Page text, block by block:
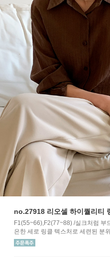
no.27918 리오셀 하이퀄리티
F1(55~66),F2(77~88) /실크처럼 부
은한 세로 링클 텍스처로 세련된 분위